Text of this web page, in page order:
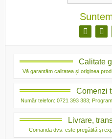
Calitate
Vă garantăm calitatea și originea
Comenzi
Număr telefon: 0721 393 383;
Livrare,
Comanda dvs. este pregătită și